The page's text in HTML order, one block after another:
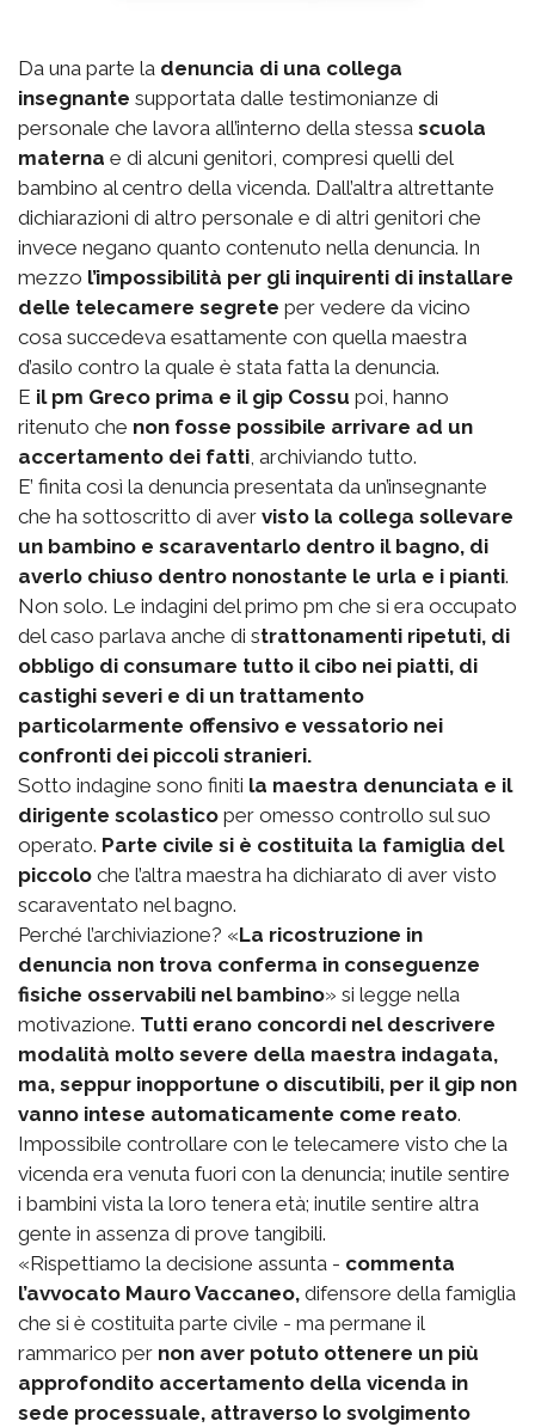
Da una parte la denuncia di una collega
insegnante supportata dalle testimonianze di
personale che lavora all’interno della stessa scuola
materna e di alcuni genitori, compresi quelli del
bambino al centro della vicenda. Dall’altra altrettante
dichiarazioni di altro personale e di altri genitori che
invece negano quanto contenuto nella denuncia. In
mezzo l’impossibilità per gli inquirenti di installare
delle telecamere segrete per vedere da vicino
cosa succedeva esattamente con quella maestra
d’asilo contro la quale è stata fatta la denuncia.
E il pm Greco prima e il gip Cossu poi, hanno
ritenuto che non fosse possibile arrivare ad un
accertamento dei fatti, archiviando tutto.
E’ finita così la denuncia presentata da un’insegnante
che ha sottoscritto di aver visto la collega sollevare
un bambino e scaraventarlo dentro il bagno, di
averlo chiuso dentro nonostante le urla e i pianti.
Non solo. Le indagini del primo pm che si era occupato
del caso parlava anche di strattonamenti ripetuti, di
obbligo di consumare tutto il cibo nei piatti, di
castighi severi e di un trattamento
particolarmente offensivo e vessatorio nei
confronti dei piccoli stranieri.
Sotto indagine sono finiti la maestra denunciata e il
dirigente scolastico per omesso controllo sul suo
operato. Parte civile si è costituita la famiglia del
piccolo che l’altra maestra ha dichiarato di aver visto
scaraventato nel bagno.
Perché l’archiviazione? «La ricostruzione in
denuncia non trova conferma in conseguenze
fisiche osservabili nel bambino» si legge nella
motivazione. Tutti erano concordi nel descrivere
modalità molto severe della maestra indagata,
ma, seppur inopportune o discutibili, per il gip non
vanno intese automaticamente come reato.
Impossibile controllare con le telecamere visto che la
vicenda era venuta fuori con la denuncia; inutile sentire
i bambini vista la loro tenera età; inutile sentire altra
gente in assenza di prove tangibili.
«Rispettiamo la decisione assunta - commenta
l’avvocato Mauro Vaccaneo, difensore della famiglia
che si è costituita parte civile - ma permane il
rammarico per non aver potuto ottenere un più
approfondito accertamento della vicenda in
sede processuale, attraverso lo svolgimento